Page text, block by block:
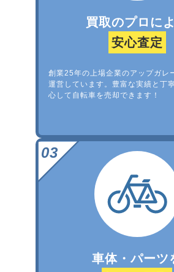
買取のプロに
安心査定
創業25年の上場企業のアップガレ
運営しています。豊富な実績と丁
心して自転車を売却できます！
車体・パーツ